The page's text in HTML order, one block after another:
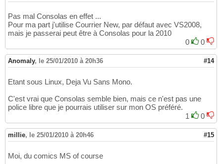
Pas mal Consolas en effet ...
Pour ma part j'utilise Courrier New, par défaut avec VS2008,
mais je passerai peut être à Consolas pour la 2010
0
0
Anomaly, le 25/01/2010 à 20h36 #14
Etant sous Linux, Deja Vu Sans Mono.
C'est vrai que Consolas semble bien, mais ce n'est pas une
police libre que je pourrais utiliser sur mon OS préféré.
1
0
millie, le 25/01/2010 à 20h46 #15
Moi, du comics MS of course